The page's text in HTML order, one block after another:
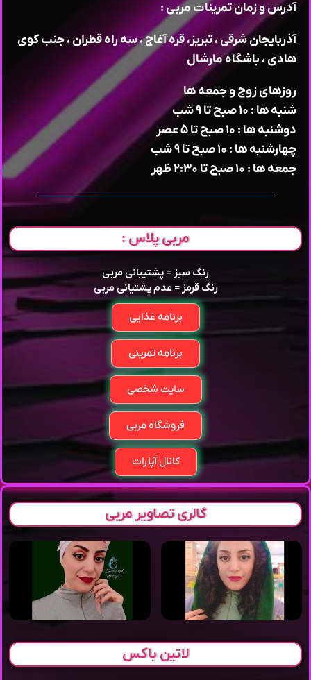
آدرس و زمان تمرینات مربی :
آذربایجان شرقی ، تبریز، قره آغاج ، سه راه قطران ، جنب کوی
هادی ، باشگاه مارشال
روزهای زوج و جمعه ها
شنبه ها : ۱۰ صبح تا ۹ شب
دوشنبه ها : ۱۰ صبح تا ۵ عصر
چهارشنبه ها : ۱۰ صبح تا ۹ شب
جمعه ها : ۱۰ صبح تا ۲:۳۰ ظهر
مربی پلاس :
رنگ سبز = پشتیبانی مربی
رنگ قرمز = عدم پشتیانی مربی
برنامه غذایی
برنامه تمرینی
سایت شخصی
فروشگاه مربی
کانال آپارات
گالری تصاویر مربی
لاتین باکس